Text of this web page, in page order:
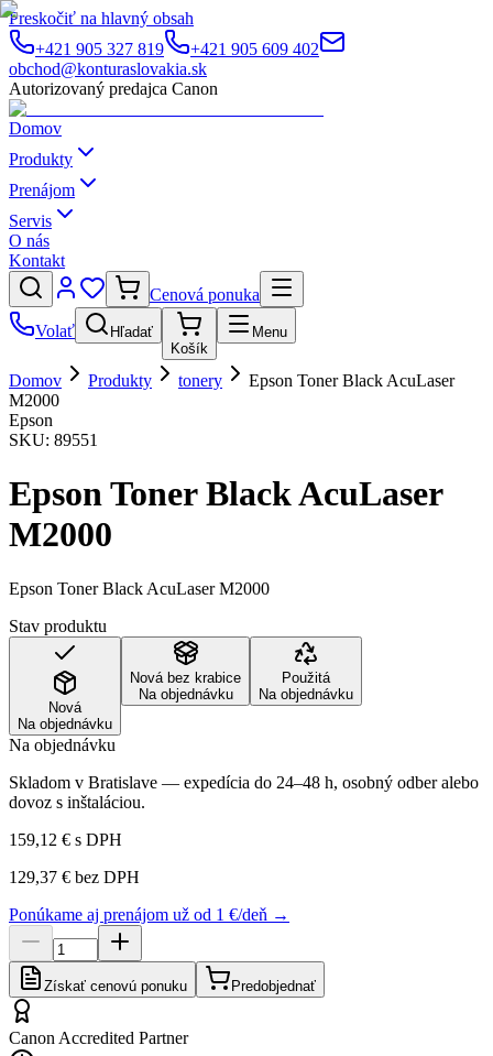
Preskočiť na hlavný obsah
+421 905 327 819
+421 905 609 402
obchod@konturaslovakia.sk
Autorizovaný predajca Canon
Domov
Produkty
Prenájom
Servis
O nás
Kontakt
Cenová ponuka
Volať
Hľadať
Košík
Menu
Domov Produkty tonery
Epson Toner Black AcuLaser
M2000
Epson
SKU: 89551
Epson Toner Black AcuLaser
M2000
Epson Toner Black AcuLaser M2000
Stav produktu
Nová
Na objednávku
Nová bez krabice
Na objednávku
Použitá
Na objednávku
Na objednávku
Skladom v Bratislave — expedícia do 24–48 h, osobný odber alebo
dovoz s inštaláciou.
159,12 € s DPH
129,37 € bez DPH
Ponúkame aj prenájom už od 1 €/deň →
Získať cenovú ponuku Predobjednať
Canon Accredited Partner